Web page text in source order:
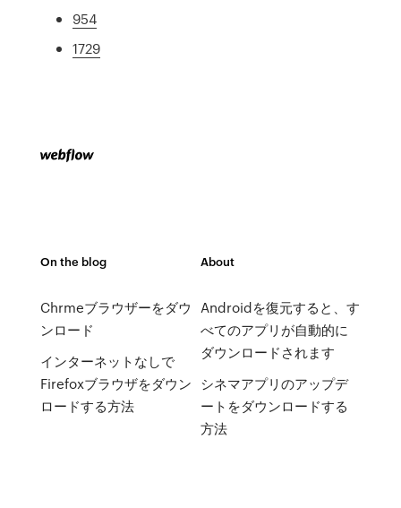
954
1729
On the blog
Chrmeブラウザーをダウ
ンロード
インターネットなしで
Firefoxブラウザをダウン
ロードする方法
About
Androidを復元すると、す
べてのアプリが自動的に
ダウンロードされます
シネマアプリのアップデ
ートをダウンロードする
方法